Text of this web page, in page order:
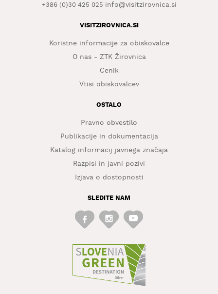
+386 (0)30 425 025 info@visitzirovnica.si
VISITZIROVNICA.SI
Koristne informacije za obiskovalce
O nas - ZTK Žirovnica
Cenik
Vtisi obiskovalcev
OSTALO
Pravno obvestilo
Publikacije in dokumentacija
Katalog informacij javnega značaja
Razpisi in javni pozivi
Izjava o dostopnosti
SLEDITE NAM